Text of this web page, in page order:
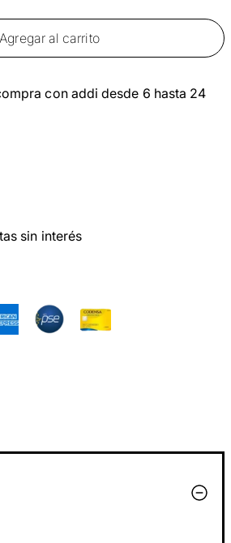
Agregar al carrito
con addi desde 6 hasta 24
sin interés